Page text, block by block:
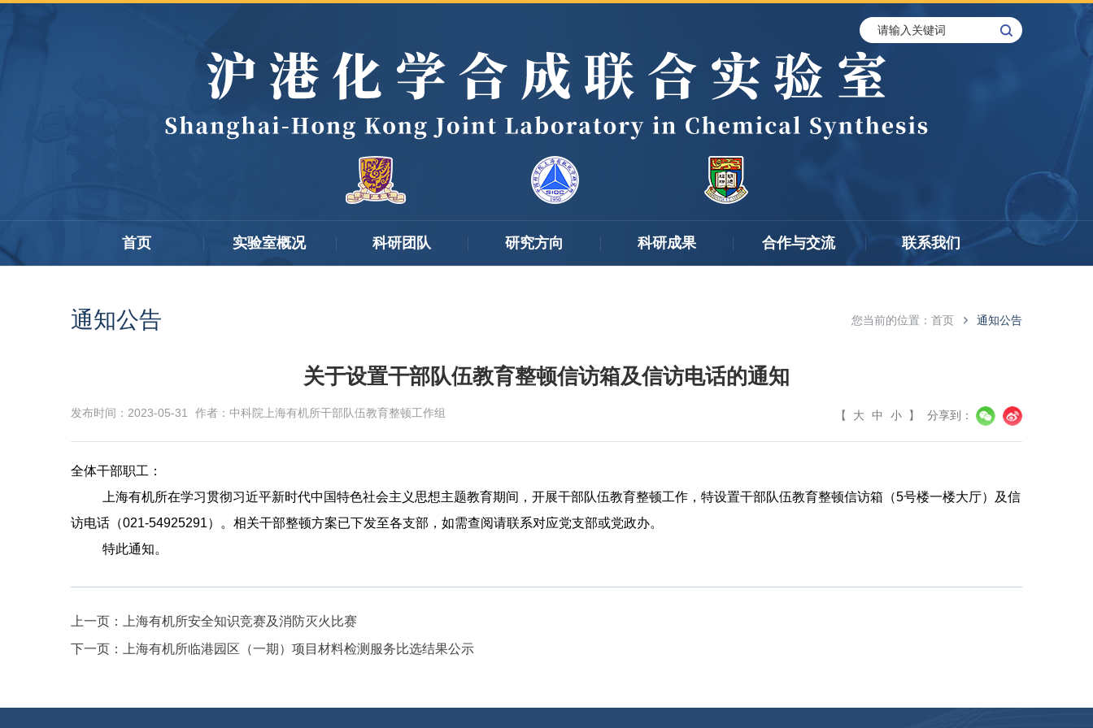
首页 实验室概况 科研团队 研究方向 科研成果 合作与交流 联系我们
通知公告 您当前的位置： 首页 通知公告
关于设置干部队伍教育整顿信访箱及信访电话的通知
发布时间：2023-05-31 作者：中科院上海有机所干部队伍教育整顿工作组 【 大 中 小 】 分享到：
全体干部职工：
上海有机所在学习贯彻习近平新时代中国特色社会主义思想主题教育期间 ， 开展干部队伍教育整顿工作，特设置干部队伍教育整顿信访箱 （5号楼一楼大厅） 及信
访电话 （021-54925291）。相关干部整顿方案已下发至各支部，如需查阅请联系对应党支部或党政办。
特此通知。
上一页：
上海有机所安全知识竞赛及消防灭火比赛
下一页：
上海有机所临港园区（一期）项目材料检测服务比选结果公示